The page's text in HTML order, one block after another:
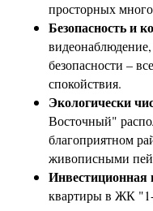
просторных
Безопасность и
безопасности –
спокойствия.
Экологически
Восточный"
благоприятном
живописными
Инвестиционная
квартиры в ЖК